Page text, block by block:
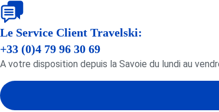
Le Service Client Travelski:
+33 (0)4 79 96 30 69
A votre disposition depuis la Savoie du lundi au